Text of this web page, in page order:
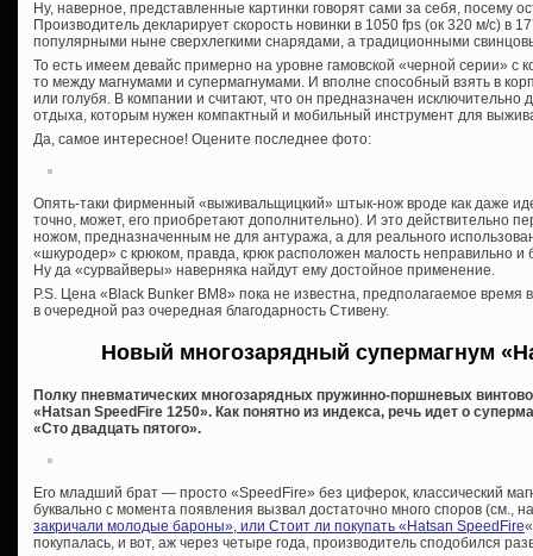
Ну, наверное, представленные картинки говорят сами за себя, посему
Производитель декларирует скорость новинки в 1050 fps (ок 320 м/с) в
популярными ныне сверхлегкими снарядами, а традиционными
То есть имеем девайс примерно на уровне гамовской «черной серии» с
то между магнумами и супермагнумами. И вполне способный взять в
или голубя. В компании и считают, что он предназначен исключительно
отдыха, которым нужен компактный и мобильный инструмент для
Да, самое интересное! Оцените последнее фото:
Опять-таки фирменный «выживальщицкий» штык-нож вроде как даже
точно, может, его приобретают дополнительно). И это действительно
ножом, предназначенным не для антуража, а для реального
«шкуродер» с крюком, правда, крюк расположен малость неправильно
Ну да «сурвайверы» наверняка найдут ему достойное применение.
P.S. Цена «Black Bunker BM8» пока не известна, предполагаемое
в очередной раз очередная благодарность Стивену.
Новый многозарядный супермагнум
Полку пневматических многозарядных пружинно-поршневых
«Hatsan SpeedFire 1250». Как понятно из индекса, речь идет о
«Сто двадцать пятого».
Его младший брат — просто «SpeedFire» без циферок, классический
буквально с момента появления вызвал достаточно много споров (см.,
закричали молодые бароны», или Стоит ли покупать «Hatsan SpeedFire
покупалась, и вот, аж через четыре года, производитель сподобился